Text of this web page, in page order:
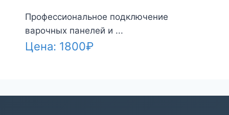
Профессиональное подключение
варочных панелей и ...
Цена: 1800₽